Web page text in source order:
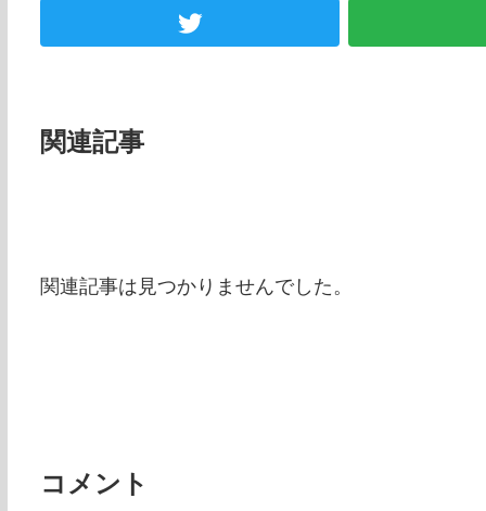
関連記事
関連記事は見つかりませんでした。
コメント